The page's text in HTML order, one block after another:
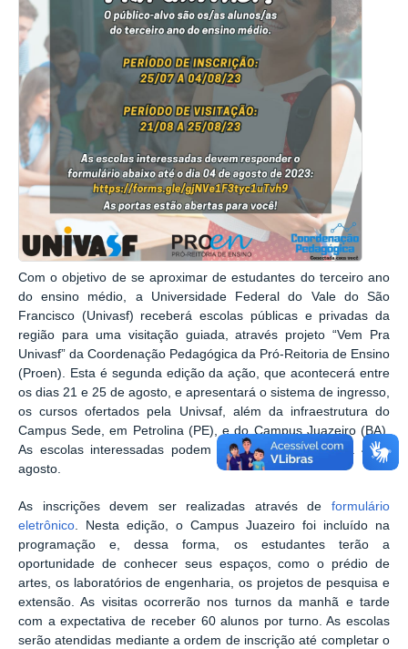
Com o objetivo de se aproximar de estudantes do terceiro ano
do ensino médio, a Universidade Federal do Vale do São
Francisco (Univasf) receberá escolas públicas e privadas da
região para uma visitação guiada, através projeto “Vem Pra
Univasf” da Coordenação Pedagógica da Pró-Reitoria de Ensino
(Proen). Esta é segunda edição da ação, que acontecerá entre
os dias 21 e 25 de agosto, e apresentará o sistema de ingresso,
os cursos ofertados pela Univsaf, além da infraestrutura do
Campus Sede, em Petrolina (PE), e do Campus Juazeiro (BA).
As escolas interessadas podem se inscrever até o dia 4 de
agosto.
As inscrições devem ser realizadas através de formulário
eletrônico. Nesta edição, o Campus Juazeiro foi incluído na
programação e, dessa forma, os estudantes terão a
oportunidade de conhecer seus espaços, como o prédio de
artes, os laboratórios de engenharia, os projetos de pesquisa e
extensão. As visitas ocorrerão nos turnos da manhã e tarde
com a expectativa de receber 60 alunos por turno. As escolas
serão atendidas mediante a ordem de inscrição até completar o